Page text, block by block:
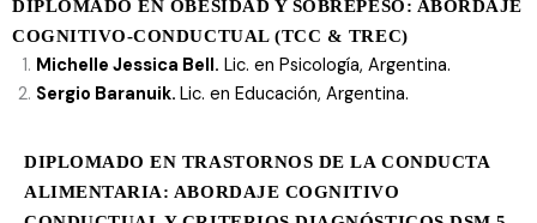
DIPLOMADO EN OBESIDAD Y SOBREPESO: ABORDAJE
COGNITIVO-CONDUCTUAL (TCC & TREC)
Michelle Jessica Bell. Lic. en Psicología, Argentina.
Sergio Baranuik. Lic. en Educación, Argentina.
DIPLOMADO EN TRASTORNOS DE LA CONDUCTA
ALIMENTARIA: ABORDAJE COGNITIVO